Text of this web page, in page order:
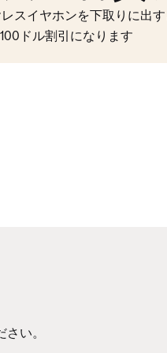
スイヤホンを下取りに出
ドル割引になります
い。